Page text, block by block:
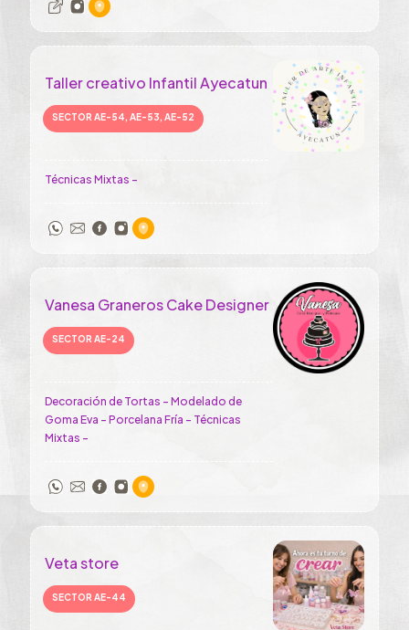
Taller creativo Infantil Ayecatun
SECTOR AE-54, AE-53, AE-52
Técnicas Mixtas -
Vanesa Graneros Cake Designer
SECTOR AE-24
Decoración de Tortas - Modelado de
Goma Eva - Porcelana Fría - Técnicas
Mixtas -
Veta store
SECTOR AE-44